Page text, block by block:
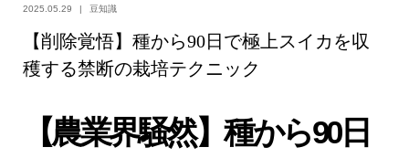
2025.05.29 豆知識
【削除覚悟】種から90日で極上スイカを収
穫する禁断の栽培テクニック
【農業界騒然】種から90日